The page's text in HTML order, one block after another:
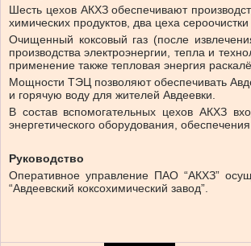
Шесть цехов АКХЗ обеспечивают
химических продуктов, два цеха
Очищенный коксовый газ (после
производства электроэнергии, тепла и
применение также тепловая энергия
Мощности ТЭЦ позволяют обеспечивать
и горячую воду для жителей Авдеевки.
В состав вспомогательных цехов АКХЗ
энергетического оборудования,
Руководство
Оперативное управление ПАО “АКХЗ”
“Авдеевский коксохимический завод”.